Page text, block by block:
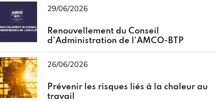
29/06/2026
Renouvellement du Conseil
d’Administration de l’AMCO-BTP
26/06/2026
Prévenir les risques liés à la chaleur au
travail